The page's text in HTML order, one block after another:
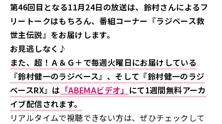
第46回目となる11月24日の放送は、鈴村さんによるフ
リートークはもちろん、番組コーナー『ラジベース救
世主伝説』をお届けします。
お見逃しなく♪
また、超！Ａ＆Ｇ＋で毎週火曜日にお届けしている
『鈴村健一のラジベース』、そして『鈴村健一のラジ
ベースRX』は 「ABEMAビデオ」 にて1週間無料アーカ
イブ配信されます。
リアルタイムで視聴できない方は、ぜひチェックして